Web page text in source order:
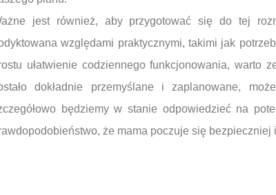
jest również, aby przygotować się do tej
względami praktycznymi, takimi jak
ułatwienie codziennego funkcjonowania, warto
dokładnie przemyślane i zaplanowane,
będziemy w stanie odpowiedzieć na
że mama poczuje się bezpieczniej